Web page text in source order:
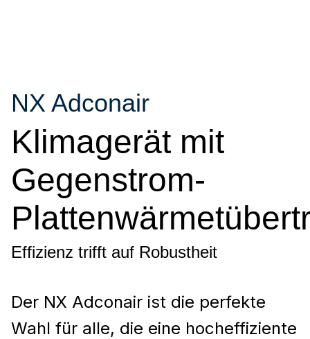
Klimagerät mit
Gegenstrom-
NX Adconair
Effizienz trifft auf Robustheit
Der NX Adconair ist die perfekte
Wahl für alle, die eine hocheffiziente